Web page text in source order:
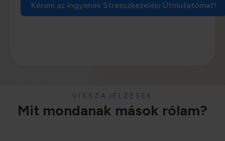
Kérem az Ingyenes Stresszkezelési Útmutatómat!
VISSZAJELZÉSEK
Mit mondanak mások rólam?